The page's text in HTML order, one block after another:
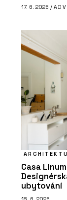
17. 6. 2026 /
Casa
ubytování